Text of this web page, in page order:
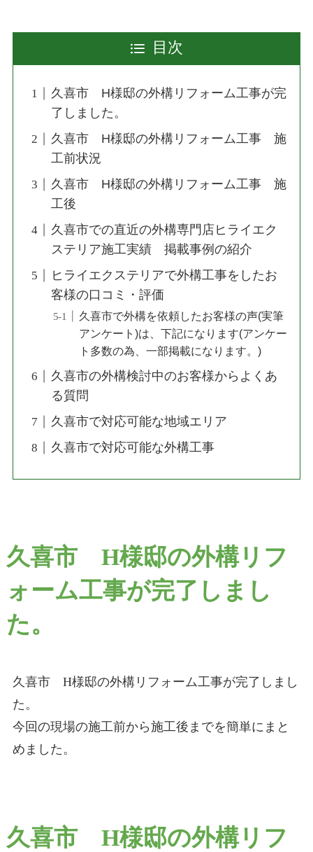
目次
久喜市 H様邸の外構リフォーム工事が完
了しました。
久喜市 H様邸の外構リフォーム工事 施
工前状況
久喜市 H様邸の外構リフォーム工事 施
工後
久喜市での直近の外構専門店ヒライエク
ステリア施工実績 掲載事例の紹介
ヒライエクステリアで外構工事をしたお
客様の口コミ・評価
久喜市で外構を依頼したお客様の声(実筆
アンケート)は、下記になります(アンケー
ト多数の為、一部掲載になります。)
久喜市の外構検討中のお客様からよくあ
る質問
久喜市で対応可能な地域エリア
久喜市で対応可能な外構工事
久喜市 H様邸の外構リフ
ォーム工事が完了しまし
た。
久喜市 H様邸の外構リフォーム工事が完了しまし
た。
今回の現場の施工前から施工後までを簡単にまと
めました。
久喜市 H様邸の外構リフ